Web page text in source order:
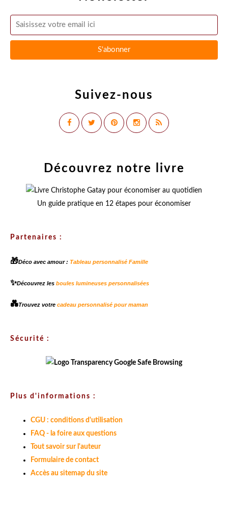
Suivez-nous
Découvrez notre livre
Un guide pratique en 12 étapes pour économiser
Partenaires :
🎁Déco avec amour : Tableau personnalisé Famille
✨Découvrez les boules lumineuses personnalisées
💑Trouvez votre cadeau personnalisé pour maman
Sécurité :
Plus d'informations :
CGU : conditions d'utilisation
FAQ - la foire aux questions
Tout savoir sur l'auteur
Formulaire de contact
Accès au sitemap du site